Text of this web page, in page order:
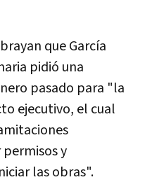
que García
pidió una
pasado para "la
ejecutivo, el cual
y
las obras".